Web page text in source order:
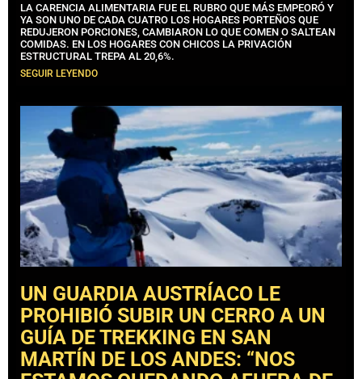
LA CARENCIA ALIMENTARIA FUE EL RUBRO QUE MÁS EMPEORÓ Y
YA SON UNO DE CADA CUATRO LOS HOGARES PORTEÑOS QUE
REDUJERON PORCIONES, CAMBIARON LO QUE COMEN O SALTEAN
COMIDAS. EN LOS HOGARES CON CHICOS LA PRIVACIÓN
ESTRUCTURAL TREPA AL 20,6%.
SEGUIR LEYENDO
UN GUARDIA AUSTRÍACO LE
PROHIBIÓ SUBIR UN CERRO A UN
GUÍA DE TREKKING EN SAN
MARTÍN DE LOS ANDES: “NOS